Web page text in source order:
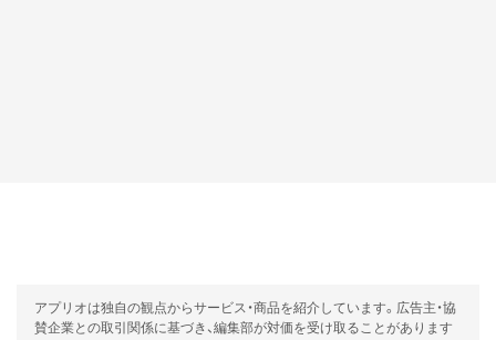
アプリオは独自の観点からサービス・商品を紹介しています。広告主・協
賛企業との取引関係に基づき、編集部が対価を受け取ることがあります